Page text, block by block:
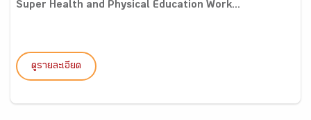
Super Health and Physical Education Work...
ดูรายละเอียด